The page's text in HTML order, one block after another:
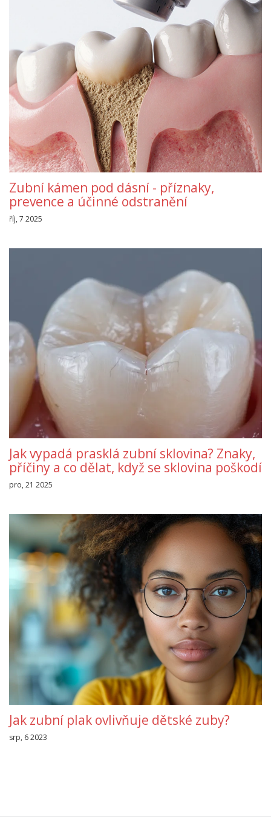
Zubní kámen pod dásní - příznaky,
prevence a účinné odstranění
říj, 7 2025
Jak vypadá prasklá zubní sklovina? Znaky,
příčiny a co dělat, když se sklovina poškodí
pro, 21 2025
Jak zubní plak ovlivňuje dětské zuby?
srp, 6 2023